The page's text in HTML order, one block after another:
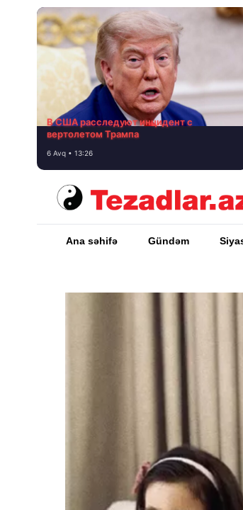
В США расследуют инцидент с
вертолетом Трампа
6 Avq • 13:26
Ana səhifə Gündəm